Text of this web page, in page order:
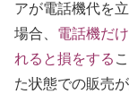
アが電話機代を
場合、 電話機だ
れると損をする
た状態での販売